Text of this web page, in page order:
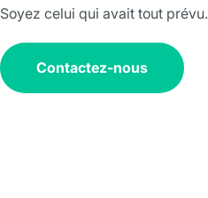
Soyez celui qui avait tout prévu.
Contactez-nous